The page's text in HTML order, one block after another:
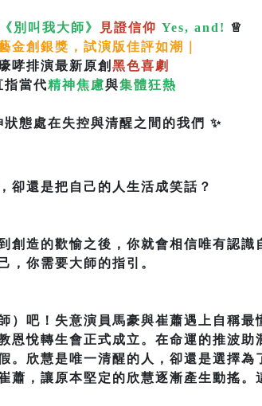
《別叫我大師》 見證信仰 Yes, and!
♕
藝金創銀獎，試演版佳評如潮｜
嚎哮排演最新原創 黑色喜劇
指當代精神焦慮與集體狂熱
狀態處在失控與清醒之間的我們 ✨
卻還是把自己的人生活成笑話？
創造的歡愉之後，你就會相信唯有認
，你需要大師的指引。
）吧！失意演員馬豪與崔蕭遇上自稱
恩悅轉生會正式成立。在命運的推波
。欣慧是唯一清醒的人，卻還是選擇
蕭，讓原本堅定的欣慧逐漸產生動搖